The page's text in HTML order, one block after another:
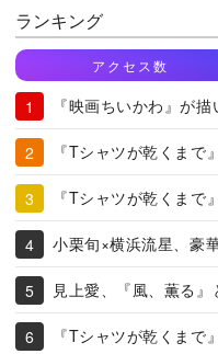
ランキング
アクセス数
『映画ちいかわ』が
『Tシャツが乾くまで
『Tシャツが乾くまで
小栗旬×横浜流星、豪
見上愛、『風、薫る
『Tシャツが乾くまで